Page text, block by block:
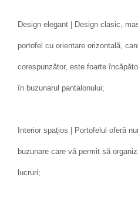
Design elegant | Design clasic,
portofel cu orientare orizontală,
corespunzător, este foarte
în buzunarul pantalonului;
Interior spațios | Portofelul oferă
buzunare care vă permit să
lucruri;